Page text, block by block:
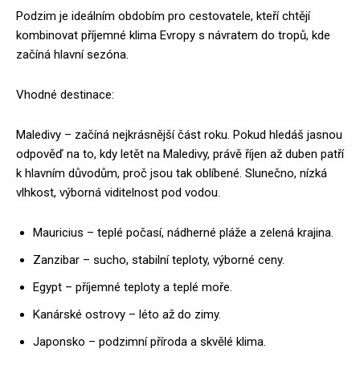
Podzim je ideálním obdobím pro cestovatele, kteří chtějí
kombinovat příjemné klima Evropy s návratem do tropů, kde
začíná hlavní sezóna.
Vhodné destinace:
Maledivy – začíná nejkrásnější část roku. Pokud hledáš jasnou
odpověď na to, kdy letět na Maledivy, právě říjen až duben patří
k hlavním důvodům, proč jsou tak oblíbené. Slunečno, nízká
vlhkost, výborná viditelnost pod vodou.
Mauricius – teplé počasí, nádherné pláže a zelená krajina.
Zanzibar – sucho, stabilní teploty, výborné ceny.
Egypt – příjemné teploty a teplé moře.
Kanárské ostrovy – léto až do zimy.
Japonsko – podzimní příroda a skvělé klima.